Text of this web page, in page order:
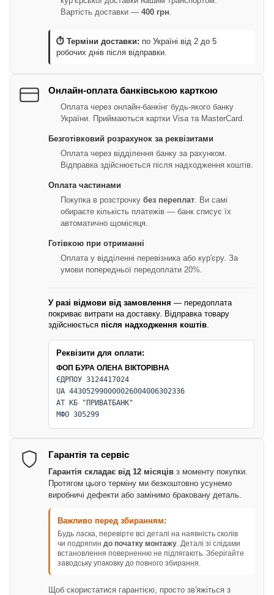
Вартість доставки — 400 грн
⏱ Терміни доставки: по Україні від 2 до 5
робочих днів після відправки.
Онлайн-оплата банківською карткою
Оплата через онлайн-банкінг будь-якого банку
України. Приймаються картки Visa та MasterCard.
Безготівковий розрахунок за реквізитами
Оплата через відділення банку за рахунком.
Відправка здійснюється після надходження коштів.
Оплата частинами
Покупка в розстрочку без переплат . Ви самі
обираєте кількість платежів — банк списує їх
автоматично щомісяця.
Готівкою при отриманні
Оплата у відділенні перевізника або кур'єру. За
умови попередньої передоплати 20%.
У разі відмови від замовлення — передоплата
покриває витрати на доставку. Відправка товару
здійснюється після надходження коштів
Реквізити для оплати:
ФОП БУРА ОЛЕНА ВІКТОРІВНА
ЄДРПОУ 3124417024
UA 443052990000026004006302336
АТ КБ "ПРИВАТБАНК"
МФО 305299
Гарантія та сервіс
Гарантія складає від 12 місяців з моменту покупки.
Протягом цього терміну ми безкоштовно усунемо
виробничі дефекти або замінимо браковану деталь.
Важливо перед збиранням:
Будь ласка, перевірте всі деталі на наявність сколів
чи подряпин до початку монтажу . Деталі зі слідами
встановлення поверненню не підлягають. Зберігайте
заводську упаковку до повного збирання.
Щоб скористатися гарантією, просто зв'яжіться з